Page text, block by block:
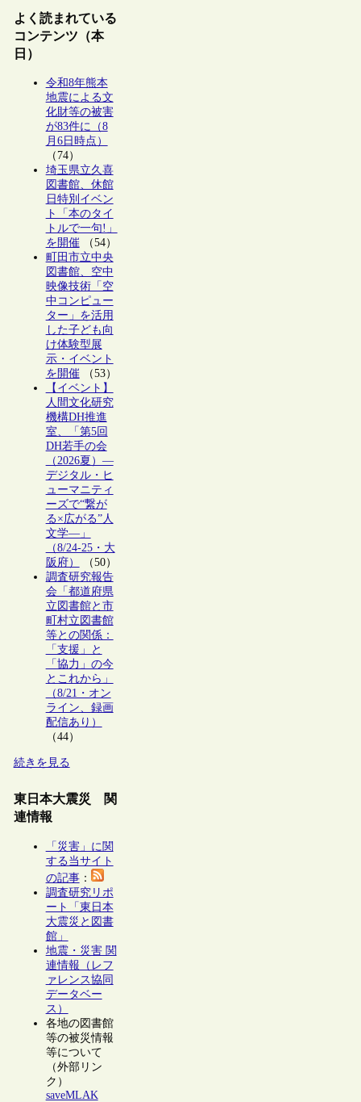
よく読まれている
コンテンツ（本
日）
令和8年熊本
地震による文
化財等の被害
が83件に（8
月6日時点）
（74）
埼玉県立久喜
図書館、休館
日特別イベン
ト「本のタイ
トルで一句!」
を開催（54）
町田市立中央
図書館、空中
映像技術「空
中コンピュー
ター」を活用
した子ども向
け体験型展
示・イベント
を開催（53）
【イベント】
人間文化研究
機構DH推進
室、「第5回
DH若手の会
（2026夏）―
デジタル・ヒ
ューマニティ
ーズで“繋が
る×広がる”人
文学―」
（8/24-25・大
阪府）
（50）
調査研究報告
会「都道府県
立図書館と市
町村立図書館
等との関係：
「支援」と
「協力」の今
とこれから」
（8/21・オン
ライン、録画
配信あり）
（44）
続きを見る
東日本大震災 関
連情報
「災害」に関
する当サイト
の記事：
調査研究リポ
ート「東日本
大震災と図書
館」
地震・災害 関
連情報（レフ
ァレンス協同
データベー
ス）
各地の図書館
等の被災情報
等について
（外部リン
ク）
saveMLAK